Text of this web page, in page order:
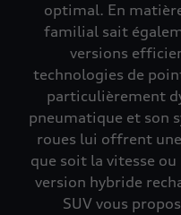
optimal. En
familial sait
versions
technologies de
particulièrement
pneumatique et son
roues lui offrent
que soit la vitesse
version hybride
SUV vous